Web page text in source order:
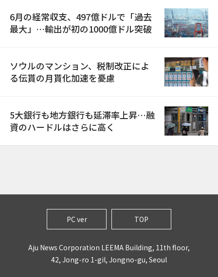
6月の経常収支、497億ドルで「過去
最大」…輸出が初の1000億ドル突破
ソウルのマンション、税制改正によ
る伝貰の月貰化加速を憂慮
5大銀行も地方銀行も延滞率上昇…融
資のハードルはさらに高く
PC ver TOP
Aju News Corporation LEEMA Building, 11th floor,
42, Jong-ro 1-gil, Jongno-gu, Seoul